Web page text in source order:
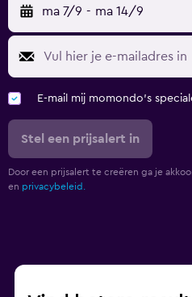
ma 7/9 - ma 14/9
E-mail mij momondo's
Stel een prijsalert in
Door een prijsalert te creëren ga je
en privacybeleid.